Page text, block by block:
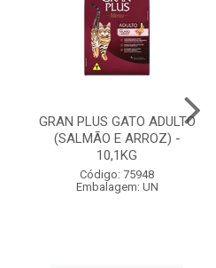
GRAN PLUS GATO ADULTO
(SALMÃO E ARROZ) -
10,1KG
Código: 75948
Embalagem: UN